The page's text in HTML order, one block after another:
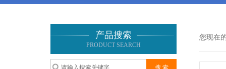
产品搜索
PRODUCT SEARCH
您现在